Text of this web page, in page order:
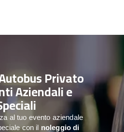
Privato
Aziendali e
al tuo evento aziendale
con il noleggio di